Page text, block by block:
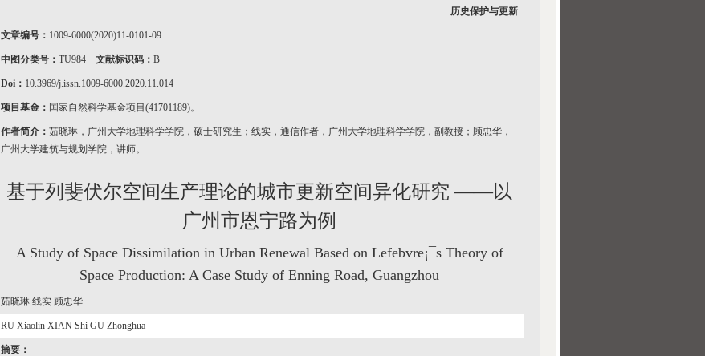
历史保护与更新
文章编号： 1009-6000(2020)11-0101-09
中图分类号： TU984 文献标识码： B
Doi： 10.3969/j.issn.1009-6000.2020.11.014
项目基金： 国家自然科学基金项目(41701189)。
作者简介： 茹晓琳，广州大学地理科学学院，硕士研究生；线实，通信作者，广州大学地理科学学院，副教授；顾忠华，
广州大学建筑与规划学院，讲师。
基于列斐伏尔空间生产理论的城市更新空间异化研究 ——以
广州市恩宁路为例
A Study of Space Dissimilation in Urban Renewal Based on Lefebvre¡¯s Theory of
Space Production: A Case Study of Enning Road, Guangzhou
茹晓琳 线实 顾忠华
RU Xiaolin XIAN Shi GU Zhonghua
摘要：